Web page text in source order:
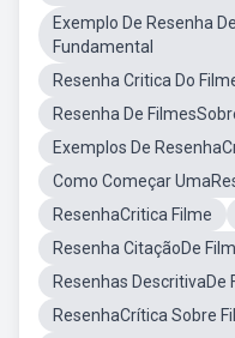
Exemplo De Resenha
Fundamental
Resenha Critica Do
Resenha De
Exemplos De
Como Começar
ResenhaCritica Filme
Resenha CitaçãoDe
Resenhas DescritivaDe
ResenhaCrítica Sobre